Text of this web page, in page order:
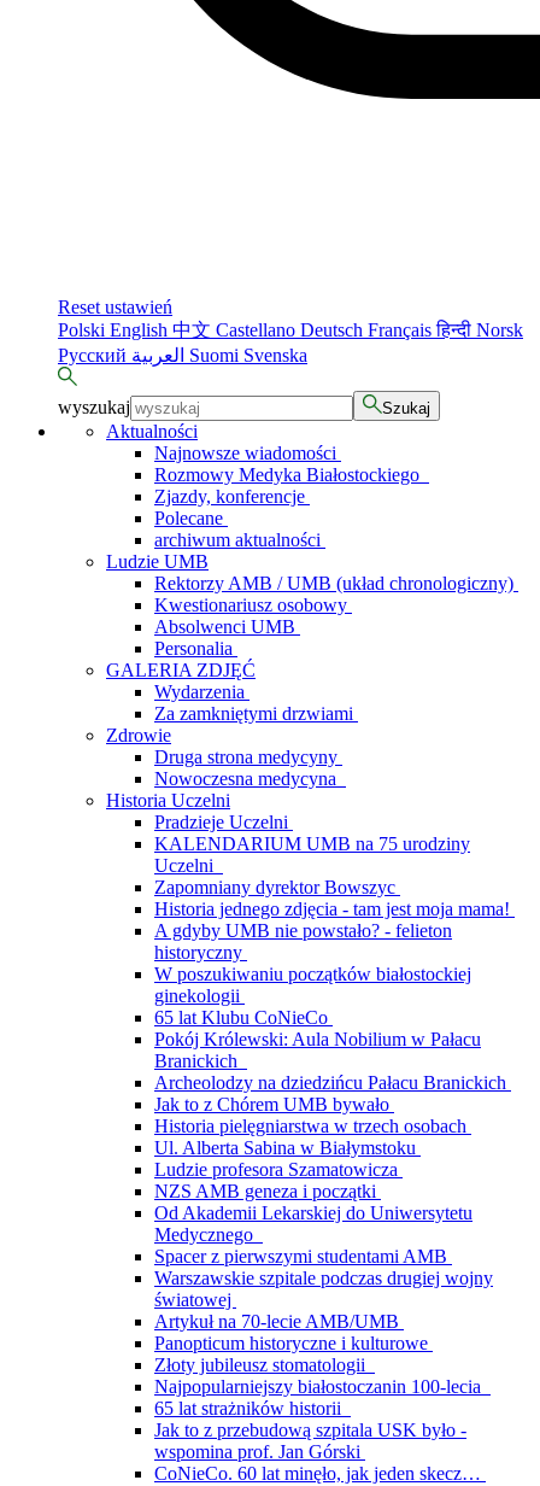
Reset ustawień
Polski English 中文 Castellano Deutsch Françaisहिन्दी Norsk
Русский
Suomi Svenska
wyszukaj Szukaj
Aktualności
Najnowsze wiadomości
Rozmowy Medyka Białostockiego
Zjazdy, konferencje
Polecane
archiwum aktualności
Ludzie UMB
Rektorzy AMB / UMB (układ chronologiczny)
Kwestionariusz osobowy
Absolwenci UMB
Personalia
GALERIA ZDJĘĆ
Wydarzenia
Za zamkniętymi drzwiami
Zdrowie
Druga strona medycyny
Nowoczesna medycyna
Historia Uczelni
Pradzieje Uczelni
KALENDARIUM UMB na 75 urodziny
Uczelni
Zapomniany dyrektor Bowszyc
Historia jednego zdjęcia - tam jest moja mama!
A gdyby UMB nie powstało? - felieton
historyczny
W poszukiwaniu początków białostockiej
ginekologii
65 lat Klubu CoNieCo
Pokój Królewski: Aula Nobilium w Pałacu
Branickich
Archeolodzy na dziedzińcu Pałacu Branickich
Jak to z Chórem UMB bywało
Historia pielęgniarstwa w trzech osobach
Ul. Alberta Sabina w Białymstoku
Ludzie profesora Szamatowicza
NZS AMB geneza i początki
Od Akademii Lekarskiej do Uniwersytetu
Medycznego
Spacer z pierwszymi studentami AMB
Warszawskie szpitale podczas drugiej wojny
światowej
Artykuł na 70-lecie AMB/UMB
Panopticum historyczne i kulturowe
Złoty jubileusz stomatologii
Najpopularniejszy białostoczanin 100-lecia
65 lat strażników historii
Jak to z przebudową szpitala USK było -
wspomina prof. Jan Górski
CoNieCo. 60 lat minęło, jak jeden skecz…